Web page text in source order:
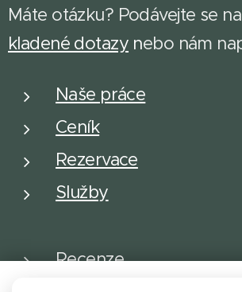
Máte otázku? Podávejte se na
kladené dotazy nebo nám
Naše práce
Ceník
Rezervace
Služby
Recenze